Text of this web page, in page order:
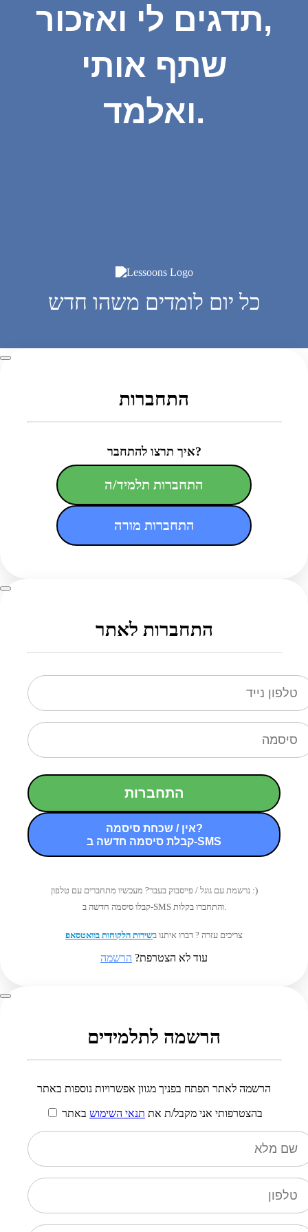
תדגים לי ואזכור,
שתף אותי
ואלמד.
כל יום לומדים משהו חדש
התחברות
איך תרצו להתחבר?
התחברות תלמיד/ה
התחברות מורה
התחברות לאתר
התחברות
אין / שכחת סיסמה?
קבלת סיסמה חדשה ב-SMS
נרשמת עם גוגל / פייסבוק בעבר? מעכשיו מתחברים עם טלפון :)
קבלו סיסמה חדשה ב-SMS והתחברו בקלות.
צריכים עזרה ? דברו איתנו בשירות הלקוחות בוואטסאפ
עוד לא הצטרפת? הרשמה
הרשמה לתלמידים
הרשמה לאתר תפתח בפניך מגוון אפשרויות נוספות באתר
בהצטרפותי אני מקבל/ת את תנאי השימוש באתר